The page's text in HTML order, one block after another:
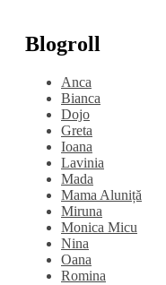
Blogroll
Anca
Bianca
Dojo
Greta
Ioana
Lavinia
Mada
Mama Aluniță
Miruna
Monica Micu
Nina
Oana
Romina